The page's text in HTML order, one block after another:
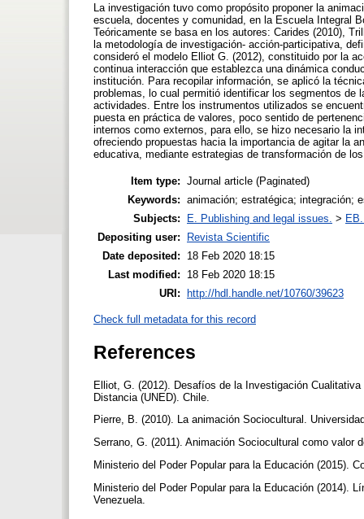
La investigación tuvo como propósito proponer la
escuela, docentes y comunidad, en la Escuela Integral
Teóricamente se basa en los autores: Carides (2010),
la metodología de investigación- acción-participativa,
consideró el modelo Elliot G. (2012), constituido por la
continua interacción que establezca una dinámica
institución. Para recopilar información, se aplicó la
problemas, lo cual permitió identificar los segmentos
actividades. Entre los instrumentos utilizados se
puesta en práctica de valores, poco sentido de
internos como externos, para ello, se hizo necesario la
ofreciendo propuestas hacia la importancia de agitar la
educativa, mediante estrategias de transformación de
Item type: Journal article (Paginated)
Keywords: animación; estratégica; integración;
Subjects:
E. Publishing and legal issues. >
Depositing user:
Revista Scientific
Date deposited:
18 Feb 2020 18:15
Last modified:
18 Feb 2020 18:15
URI: http://hdl.handle.net/10760/39623
Check full metadata for this record
References
Elliot, G. (2012). Desafíos de la Investigación
Distancia (UNED). Chile.
Pierre, B. (2010). La animación Sociocultural.
Serrano, G. (2011). Animación Sociocultural como valor
Ministerio del Poder Popular para la Educación (2015).
Ministerio del Poder Popular para la Educación (2014).
Venezuela.